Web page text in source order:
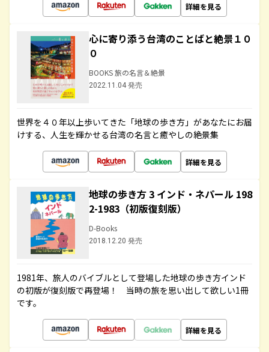
詳細を見る
心に寄り添う台湾のことばと絶景１０
０
BOOKS 旅の名言＆絶景
2022.11.04 発売
世界を４０年以上歩いてきた「地球の歩き方」があなたにお届
けする、人生を輝かせる台湾の名言と癒やしの絶景集
詳細を見る
地球の歩き方 3 インド・ネパール 198
2-1983（初版復刻版）
D-Books
2018.12.20 発売
1981年、旅人のバイブルとして登場した地球の歩き方インド
の初版が復刻版で再登場！ 当時の旅を思い出して欲しい1冊
です。
詳細を見る